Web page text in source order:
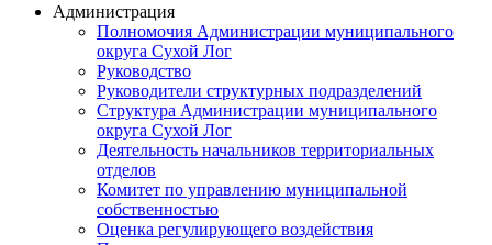
Администрация
Полномочия Администрации муниципального
округа Сухой Лог
Руководство
Руководители структурных подразделений
Структура Администрации муниципального
округа Сухой Лог
Деятельность начальников территориальных
отделов
Комитет по управлению муниципальной
собственностью
Оценка регулирующего воздействия